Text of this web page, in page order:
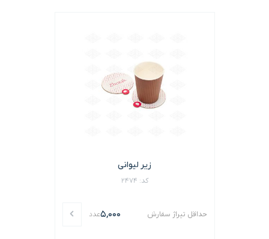
زیر لیوانی
کد: 2474
حداقل تیراژ سفارش 5,000عدد